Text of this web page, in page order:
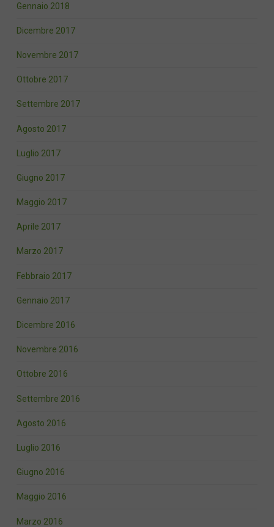
Gennaio 2018
Dicembre 2017
Novembre 2017
Ottobre 2017
Settembre 2017
Agosto 2017
Luglio 2017
Giugno 2017
Maggio 2017
Aprile 2017
Marzo 2017
Febbraio 2017
Gennaio 2017
Dicembre 2016
Novembre 2016
Ottobre 2016
Settembre 2016
Agosto 2016
Luglio 2016
Giugno 2016
Maggio 2016
Marzo 2016